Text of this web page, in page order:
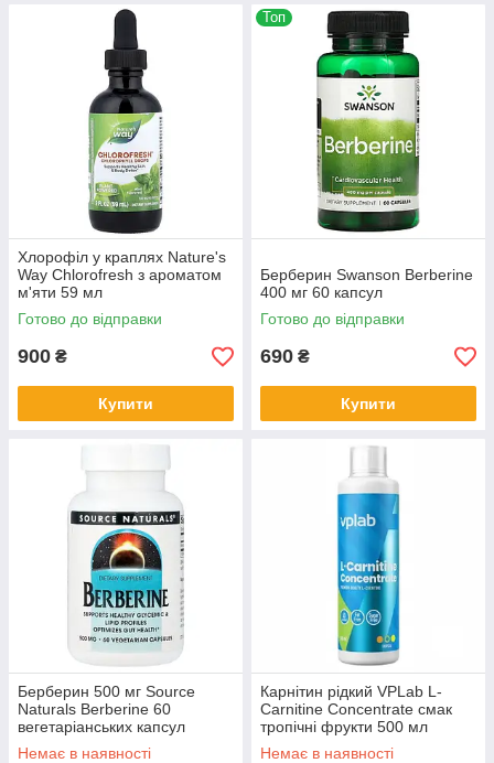
Хлорофіл у краплях Nature's
Way Chlorofresh з ароматом
м'яти 59 мл
Готово до відправки
900 ₴
Купити
Топ
Берберин Swanson Berberine
400 мг 60 капсул
Готово до відправки
690 ₴
Купити
Берберин 500 мг Source
Naturals Berberine 60
вегетаріанських капсул
Немає в наявності
Карнітин рідкий VPLab L-
Carnitine Concentrate смак
тропічні фрукти 500 мл
Немає в наявності